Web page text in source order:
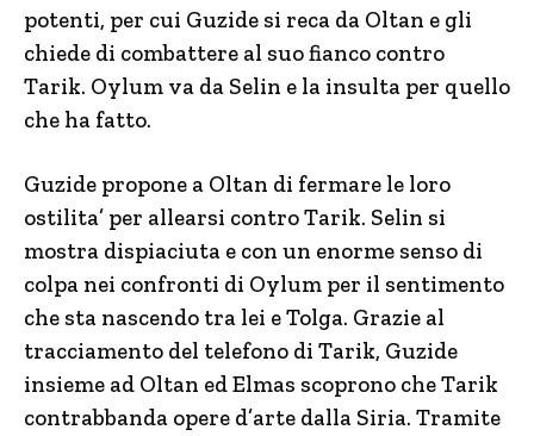
potenti, per cui Guzide si reca da Oltan e gli
chiede di combattere al suo fianco contro
Tarik. Oylum va da Selin e la insulta per quello
che ha fatto.
Guzide propone a Oltan di fermare le loro
ostilita’ per allearsi contro Tarik. Selin si
mostra dispiaciuta e con un enorme senso di
colpa nei confronti di Oylum per il sentimento
che sta nascendo tra lei e Tolga. Grazie al
tracciamento del telefono di Tarik, Guzide
insieme ad Oltan ed Elmas scoprono che Tarik
contrabbanda opere d’arte dalla Siria. Tramite